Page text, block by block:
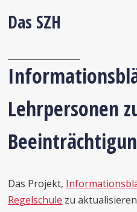
Das SZH
Lehrpersonen
Das Projekt,
Regelschule zu